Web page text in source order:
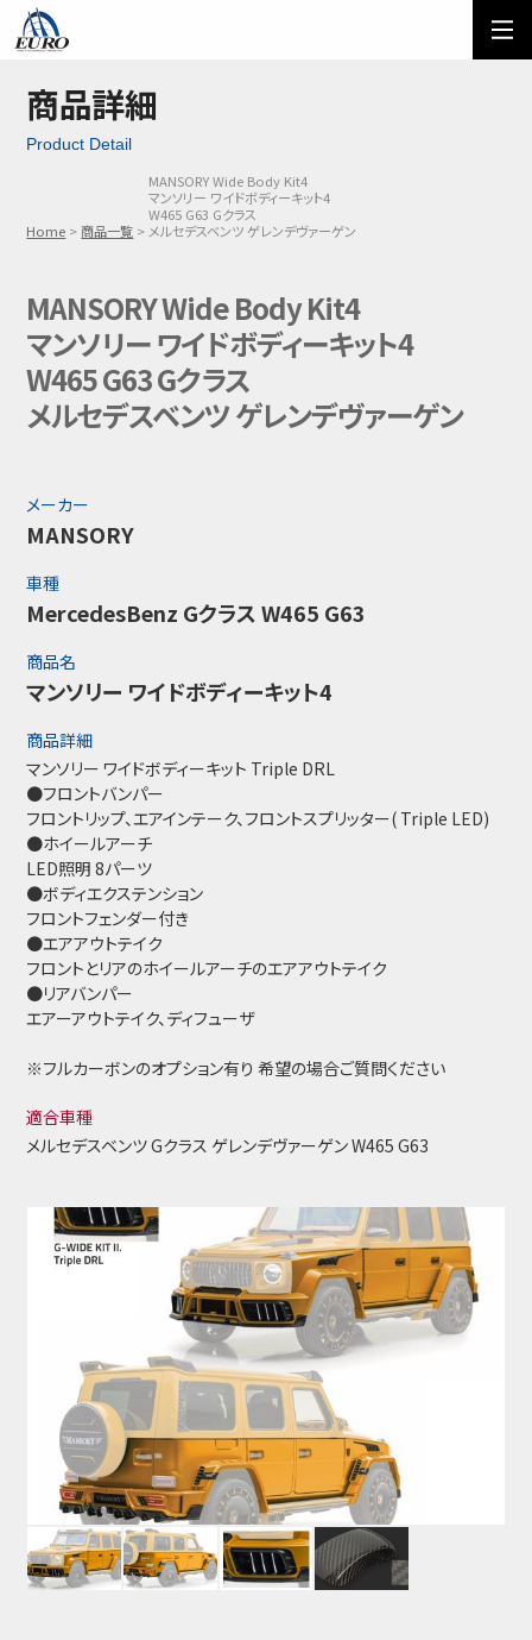
ご利用方法
メール問い合わせ
商品詳細
Product Detail
Home 商品一覧
MANSORY Wide Body Kit4
マンソリー ワイドボディーキット4
W465 G63 Gクラス
メルセデスベンツ ゲレンデヴァーゲン
MANSORY Wide Body Kit4
マンソリー ワイドボディーキット4
W465 G63 Gクラス
メルセデスベンツ ゲレンデヴァーゲン
メーカー
MANSORY
車種
MercedesBenz Gクラス W465 G63
商品名
マンソリー ワイドボディーキット4
商品詳細
マンソリー ワイドボディーキット Triple DRL
●フロントバンパー
フロントリップ、エアインテーク、フロントスプリッター( Triple LED)
●ホイールアーチ
LED照明 8パーツ
●ボディエクステンション
フロントフェンダー付き
●エアアウトテイク
フロントとリアのホイールアーチのエアアウトテイク
●リアバンパー
エアーアウトテイク、ディフューザ
※フルカーボンのオプション有り 希望の場合ご質問ください
適合車種
メルセデスベンツ Gクラス ゲレンデヴァーゲン W465 G63